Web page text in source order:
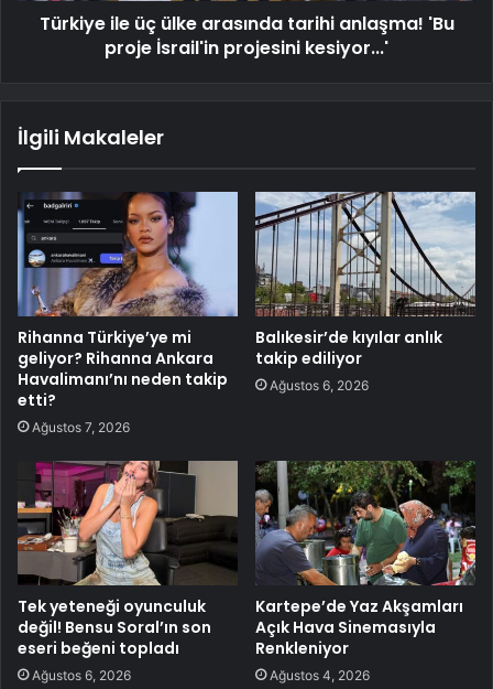
Türkiye ile üç ülke arasında tarihi anlaşma! 'Bu
proje İsrail'in projesini kesiyor...'
İlgili Makaleler
Rihanna Türkiye’ye mi
geliyor? Rihanna Ankara
Havalimanı’nı neden takip
etti?
Ağustos 7, 2026
Balıkesir’de kıyılar anlık
takip ediliyor
Ağustos 6, 2026
Tek yeteneği oyunculuk
değil! Bensu Soral’ın son
eseri beğeni topladı
Ağustos 6, 2026
Kartepe’de Yaz Akşamları
Açık Hava Sinemasıyla
Renkleniyor
Ağustos 4, 2026